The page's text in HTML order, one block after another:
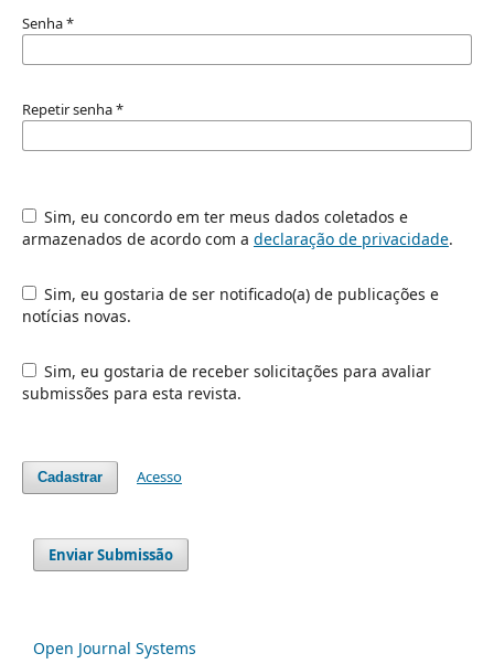
Senha*
Repetir senha*
Sim, eu concordo em ter meus dados coletados e
armazenados de acordo com a declaração de privacidade.
Sim, eu gostaria de ser notificado(a) de publicações e
notícias novas.
Sim, eu gostaria de receber solicitações para avaliar
submissões para esta revista.
Cadastrar Acesso
Enviar Submissão
Open Journal Systems